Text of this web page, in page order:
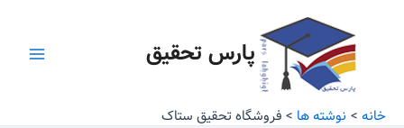
پارس تحقیق
خانه نوشته ها فروشگاه تحقیق ستاک